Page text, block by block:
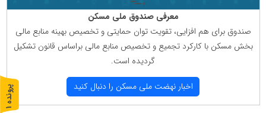
معرفی صندوق ملی مسكن
صندوق برای هم افزایی، تقویت توان حمایتی و تخصیص بهینه منابع مالی
بخش مسكن با كاركرد تجمیع و تخصیص منابع مالی براساس قانون تشكیل
گردیده است.
اخبار نهضت ملی مسكن را دنبال كنید
پ
ر
و
ن
د
ه
1